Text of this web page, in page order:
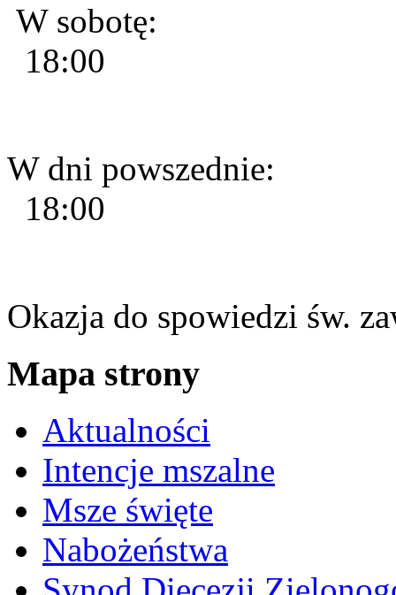
W sobotę:
18:00
W dni powszednie:
18:00
Okazja do spowiedzi św.
Mapa strony
Aktualności
Intencje mszalne
Msze święte
Nabożeństwa